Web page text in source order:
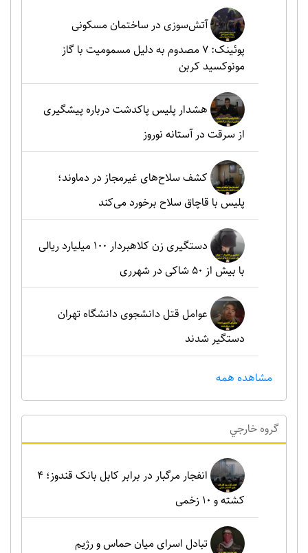
آتش‌سوزی در ساختمان مسکونی
پوئینک: 7 مصدوم به دلیل مسمومیت با گاز
مونوکسید کربن
هشدار پلیس پاکدشت درباره پیشگیری
از سرقت در آستانه نوروز
کشف سلاح‌های غیرمجاز در دماوند؛
پلیس با قاچاق سلاح برخورد می‌کند
دستگیری زن کلاهبردار ۱۰۰ میلیارد ریالی
با بیش از ۵۰ شاکی در شهرری
عوامل قتل دانشجوی دانشگاه تهران
دستگیر شدند
مشاهده همه
گروه خارجي
انفجار مرگبار در برابر کابل بانک قندوز؛ ۴
کشته و ۱۰ زخمی
تبادل اسرای میان حماس و رژیم